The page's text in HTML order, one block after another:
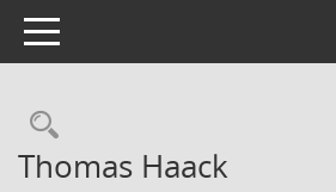
Toggle navigation
Rechercheauswahl
Thomas Haack